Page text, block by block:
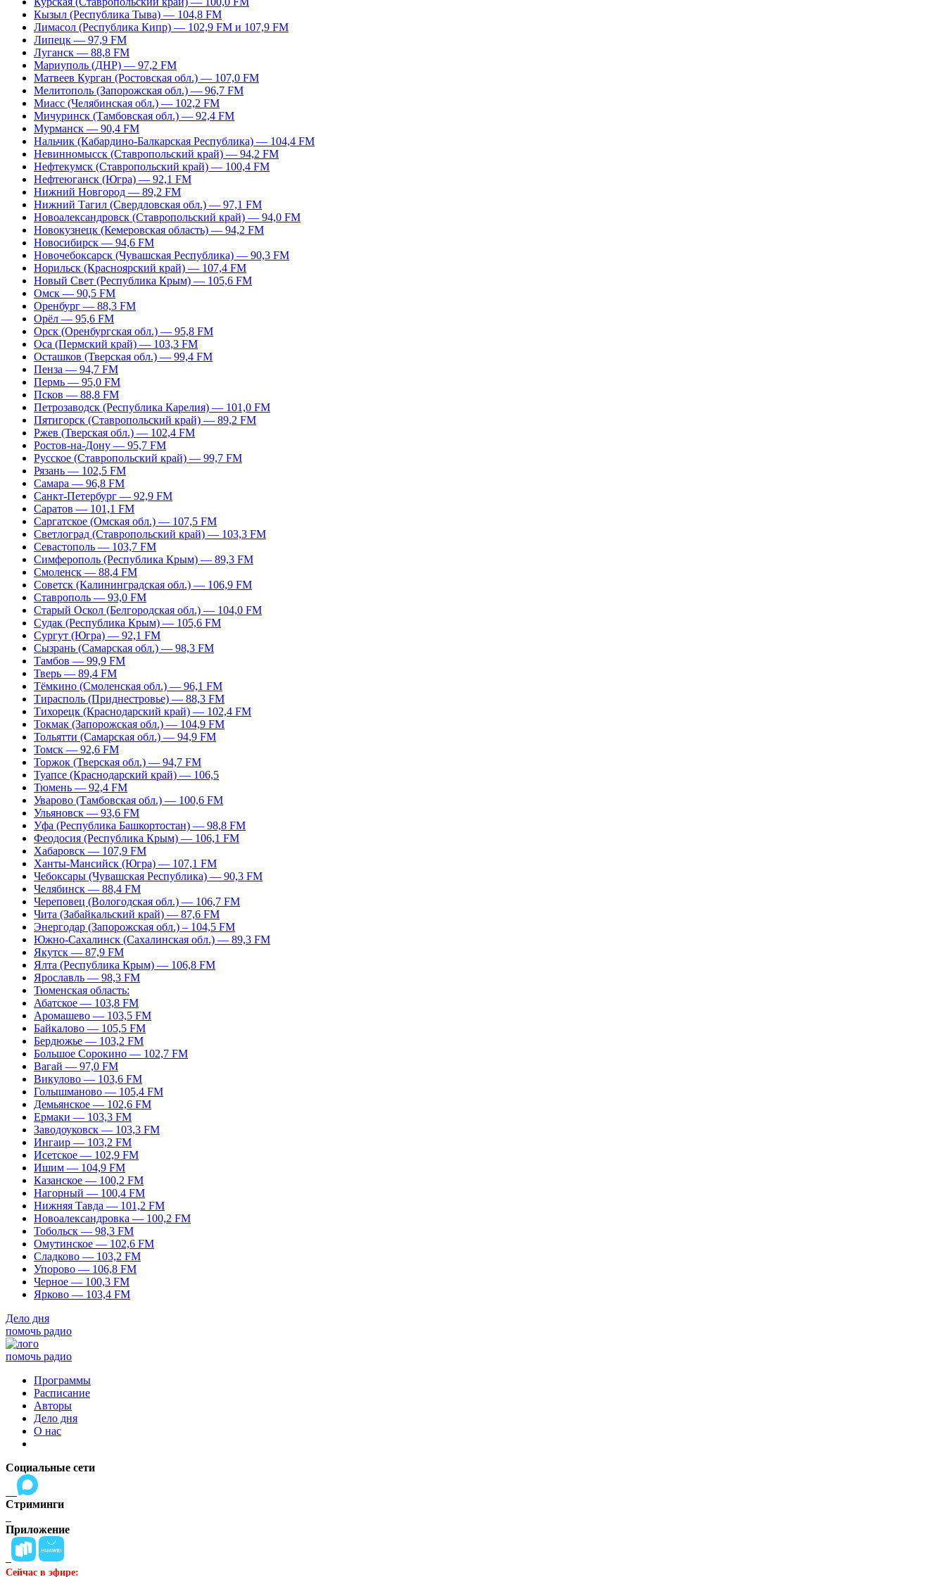
Кызыл (Республика Тыва) — 104,8 FM
Лимасол (Республика Кипр) — 102,9 FM и 107,9 FM
Липецк — 97,9 FM
Луганск — 88,8 FM
Мариуполь (ДНР) — 97,2 FM
Матвеев Курган (Ростовская обл.) — 107,0 FM
Мелитополь (Запорожская обл.) — 96,7 FM
Миасс (Челябинская обл.) — 102,2 FM
Мичуринск (Тамбовская обл.) — 92,4 FM
Мурманск — 90,4 FM
Нальчик (Кабардино-Балкарская Республика) — 104,4 FM
Невинномысск (Ставропольский край) — 94,2 FM
Нефтекумск (Ставропольский край) — 100,4 FM
Нефтеюганск (Югра) — 92,1 FM
Нижний Новгород — 89,2 FM
Нижний Тагил (Свердловская обл.) — 97,1 FM
Новоалександровск (Ставропольский край) — 94,0 FM
Новокузнецк (Кемеровская область) — 94,2 FM
Новосибирск — 94,6 FM
Новочебоксарск (Чувашская Республика) — 90,3 FM
Норильск (Красноярский край) — 107,4 FM
Новый Свет (Республика Крым) — 105,6 FM
Омск — 90,5 FM
Оренбург — 88,3 FM
Орёл — 95,6 FM
Орск (Оренбургская обл.) — 95,8 FM
Оса (Пермский край) — 103,3 FM
Осташков (Тверская обл.) — 99,4 FM
Пенза — 94,7 FM
Пермь — 95,0 FM
Псков — 88,8 FM
Петрозаводск (Республика Карелия) — 101,0 FM
Пятигорск (Ставропольский край) — 89,2 FM
Ржев (Тверская обл.) — 102,4 FM
Ростов-на-Дону — 95,7 FM
Русское (Ставропольский край) — 99,7 FM
Рязань — 102,5 FM
Самара — 96,8 FM
Санкт-Петербург — 92,9 FM
Саратов — 101,1 FM
Саргатское (Омская обл.) — 107,5 FM
Светлоград (Ставропольский край) — 103,3 FM
Севастополь — 103,7 FM
Симферополь (Республика Крым) — 89,3 FM
Смоленск — 88,4 FM
Советск (Калининградская обл.) — 106,9 FM
Ставрополь — 93,0 FM
Старый Оскол (Белгородская обл.) — 104,0 FM
Судак (Республика Крым) — 105,6 FM
Сургут (Югра) — 92,1 FM
Сызрань (Самарская обл.) — 98,3 FM
Тамбов — 99,9 FM
Тверь — 89,4 FM
Тёмкино (Смоленская обл.) — 96,1 FM
Тирасполь (Приднестровье) — 88,3 FM
Тихорецк (Краснодарский край) — 102,4 FM
Токмак (Запорожская обл.) — 104,9 FM
Тольятти (Самарская обл.) — 94,9 FM
Томск — 92,6 FM
Торжок (Тверская обл.) — 94,7 FM
Туапсе (Краснодарский край) — 106,5
Тюмень — 92,4 FM
Уварово (Тамбовская обл.) — 100,6 FM
Ульяновск — 93,6 FM
Уфа (Республика Башкортостан) — 98,8 FM
Феодосия (Республика Крым) — 106,1 FM
Хабаровск — 107,9 FM
Ханты-Мансийск (Югра) — 107,1 FM
Чебоксары (Чувашская Республика) — 90,3 FM
Челябинск — 88,4 FM
Череповец (Вологодская обл.) — 106,7 FM
Чита (Забайкальский край) — 87,6 FM
Энергодар (Запорожская обл.) – 104,5 FM
Южно-Сахалинск (Сахалинская обл.) — 89,3 FM
Якутск — 87,9 FM
Ялта (Республика Крым) — 106,8 FM
Ярославль — 98,3 FM
Тюменская область:
Абатское — 103,8 FM
Аромашево — 103,5 FM
Байкалово — 105,5 FM
Бердюжье — 103,2 FM
Большое Сорокино — 102,7 FM
Вагай — 97,0 FM
Викулово — 103,6 FM
Голышманово — 105,4 FM
Демьянское — 102,6 FM
Ермаки — 103,3 FM
Заводоуковск — 103,3 FM
Ингаир — 103,2 FM
Исетское — 102,9 FM
Ишим — 104,9 FM
Казанское — 100,2 FM
Нагорный — 100,4 FM
Нижняя Тавда — 101,2 FM
Новоалександровка — 100,2 FM
Тобольск — 98,3 FM
Омутинское — 102,6 FM
Сладково — 103,2 FM
Упорово — 106,8 FM
Черное — 100,3 FM
Ярково — 103,4 FM
Дело дня
помочь радио
помочь радио
Программы
Расписание
Авторы
Дело дня
О нас
Социальные сети
Стриминги
Приложение
Сейчас в эфире: